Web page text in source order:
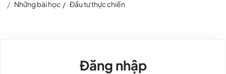
Những bài học
Đầu tư thực chiến
Đăng nhập